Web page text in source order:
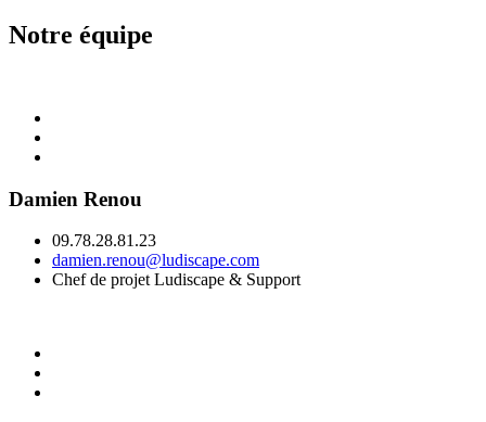
Notre équipe
Damien Renou
09.78.28.81.23
damien.renou@ludiscape.com
Chef de projet Ludiscape & Support